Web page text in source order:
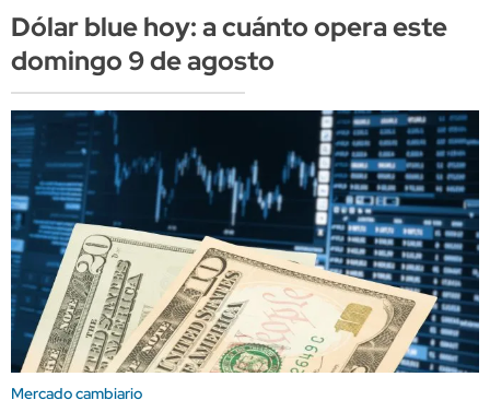
Dólar blue hoy: a cuánto opera este
domingo 9 de agosto
Mercado cambiario